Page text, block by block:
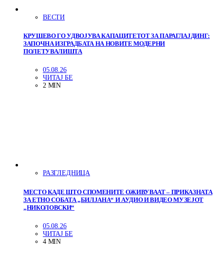
ВЕСТИ
КРУШЕВО ГО УДВОЈУВА КАПАЦИТЕТОТ ЗА ПАРАГЛАЈДИНГ:
ЗАПОЧНА ИЗГРАДБАТА НА НОВИТЕ МОДЕРНИ
ПОЛЕТУВАЛИШТА
05.08.26
ЧИТАЈ БЕ
2 MIN
РАЗГЛЕДНИЦА
МЕСТО КАДЕ ШТО СПОМЕНИТЕ ОЖИВУВААТ – ПРИКАЗНАТА
ЗА ЕТНО СОБАТА „БИЛЈАНА“ И АУДИО И ВИДЕО МУЗЕЈОТ
„НИКОЛОВСКИ“
05.08.26
ЧИТАЈ БЕ
4 MIN